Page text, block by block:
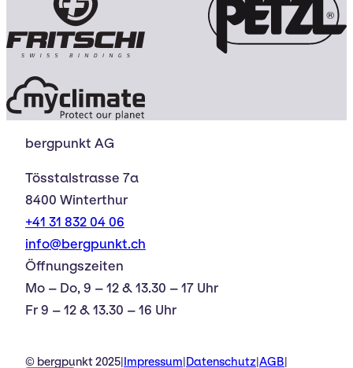
bergpunkt AG
Tösstalstrasse 7a
8400 Winterthur
+41 31 832 04 06
info@bergpunkt.ch
Öffnungszeiten
Mo – Do, 9 – 12 & 13.30 – 17 Uhr
Fr 9 – 12 & 13.30 – 16 Uhr
© bergpunkt 2025 Impressum Datenschutz AGB